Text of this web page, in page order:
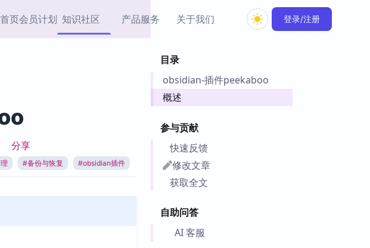
首页会员计划 知识社区
热门链接 Top5
产品服务
官方
Obsidian 思维导图插件
插件
Obsidian 教程
关于我们 登录/注册
目录
obsidian-插件peekaboo
概述
参与贡献
快速反馈
修改文章
获取全文
自助问答
AI 客服
分享
#备份与恢复 #obsidian插件